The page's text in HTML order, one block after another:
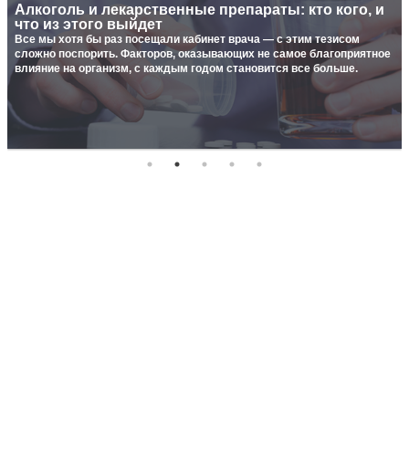
В разделе «Наркология» собраны материалы,
посвященные основным видам вредных зависимостей:
алкоголизму, наркомании и курению.
Из подраздела об алкоголизме можно узнать о признаках
и последствиях этого пагубного пристрастия (в
частности, о циррозе печени), о разных методиках
помощи пьющим людям. Например, об алкогольном
кодировании. Некоторые материалы информируют о
Алкоголь (этанол) начинает поступать в кровь уже через несколько
минут после его употребления...
Алкоголь и лекарственные препараты: кто кого, и
что из этого выйдет
Все мы хотя бы раз посещали кабинет врача — с этим тезисом
сложно поспорить. Факторов, оказывающих не самое благоприятное
влияние на организм, с каждым годом становится все больше.